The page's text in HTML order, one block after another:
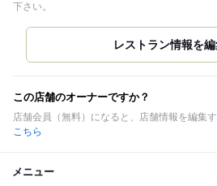
下さい。
この店舗のオーナーですか？
店舗会員（無料）になると、店舗情報を編集す
こちら
メニュー